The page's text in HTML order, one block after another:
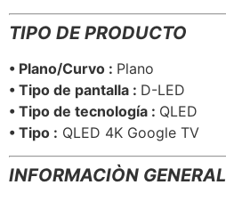
TIPO DE PRODUCTO
• Plano/Curvo : Plano
• Tipo de pantalla : D-LED
• Tipo de tecnología : QLED
• Tipo : QLED 4K Google TV
INFORMACIÒN GENERAL